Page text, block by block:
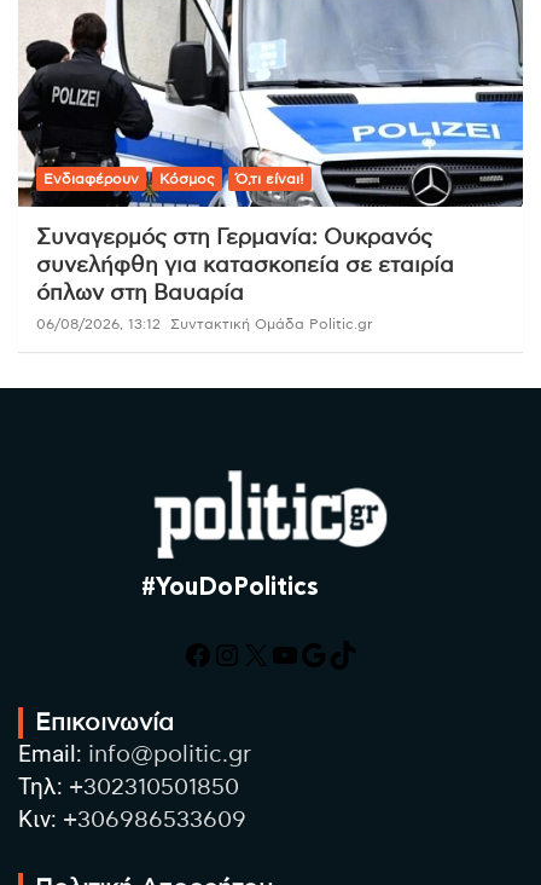
Ενδιαφέρουν Κόσμος Ό,τι είναι!
Συναγερμός στη Γερμανία: Ουκρανός
συνελήφθη για κατασκοπεία σε εταιρία
όπλων στη Βαυαρία
06/08/2026, 13:12 Συντακτική Ομάδα Politic.gr
#YouDoPolitics
Facebook
Instagram
X YouTube
Google
TikTok
Επικοινωνία
Email: info@politic.gr
Τηλ: +302310501850
Κιν: +306986533609